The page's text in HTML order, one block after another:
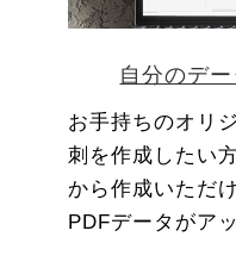
自分のデ
お手持ちのオリ
刺を作成したい
から作成いただ
PDFデータがア